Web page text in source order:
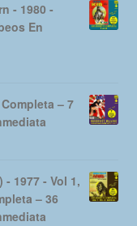
- 1980 -
En
– 7
- 1977 - Vol 1,
– 36